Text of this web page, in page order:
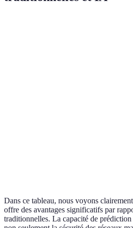
Dans ce tableau, nous voyons
offre des avantages significatifs par
traditionnelles. La capacité de prédiction